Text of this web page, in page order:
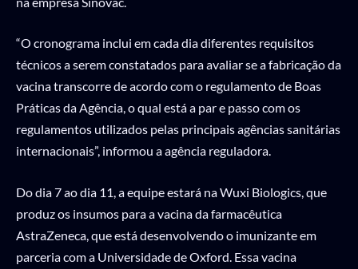
“O cronograma inclui em cada dia diferentes requisitos
técnicos a serem constatados para avaliar se a fabricação da
vacina transcorre de acordo com o regulamento de Boas
Práticas da Agência, o qual está a par e passo com os
regulamentos utilizados pelas principais agências sanitárias
internacionais”, informou a agência reguladora.
Do dia 7 ao dia 11, a equipe estará na Wuxi Biologics, que
produz os insumos para a vacina da farmacêutica
AstraZeneca, que está desenvolvendo o imunizante em
parceria com a Universidade de Oxford. Essa vacina